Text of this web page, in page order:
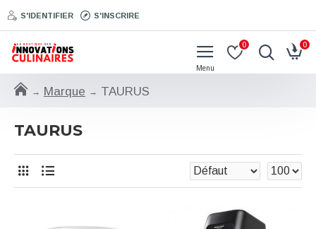
S'IDENTIFIER S'INSCRIRE
0 0
Marque TAURUS
TAURUS